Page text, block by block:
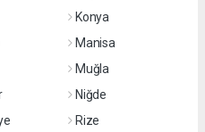
Konya
Manisa
Muğla
Niğde
Rize